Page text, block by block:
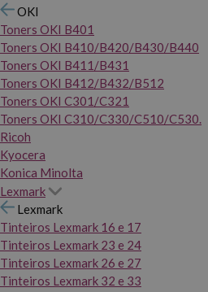
OKI
Toners OKI B401
Toners OKI B410/B420/B430/B440
Toners OKI B411/B431
Toners OKI B412/B432/B512
Toners OKI C301/C321
Toners OKI C310/C330/C510/C530.
Ricoh
Kyocera
Konica Minolta
Lexmark
Lexmark
Tinteiros Lexmark 16 e 17
Tinteiros Lexmark 23 e 24
Tinteiros Lexmark 26 e 27
Tinteiros Lexmark 32 e 33